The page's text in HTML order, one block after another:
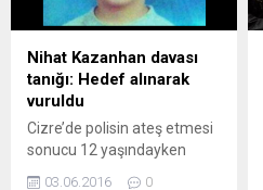
Nihat Kazanhan davası
tanığı: Hedef alınarak
vuruldu
Cizre’de polisin ateş etmesi
sonucu 12 yaşındayken
03.06.2016
0